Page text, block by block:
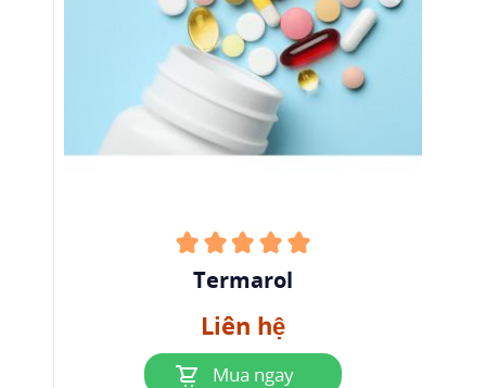
Termarol
Liên hệ
Mua ngay